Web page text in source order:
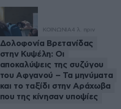
ΚΟΙΝΩΝΙΑ4 λ. πριν
Δολοφονία Βρετανίδας
στην Κυψέλη: Οι
αποκαλύψεις της συζύγου
του Αφγανού – Τα μηνύματα
και το ταξίδι στην Αράχωβα
που της κίνησαν υποψίες